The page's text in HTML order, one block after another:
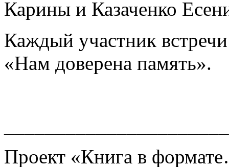
Карины и Казаченко
Каждый участник
«Нам доверена память».
Проект «Книга в